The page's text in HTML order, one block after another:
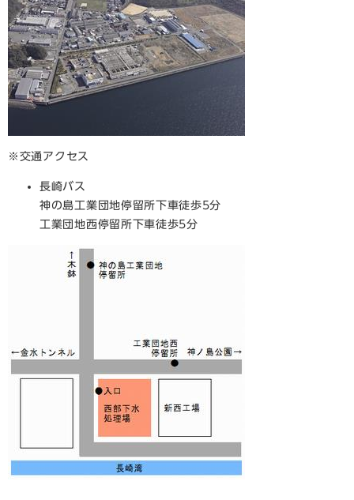
※交通アクセス
長崎バス
神の島工業団地停留所下車徒歩5分
工業団地西停留所下車徒歩5分